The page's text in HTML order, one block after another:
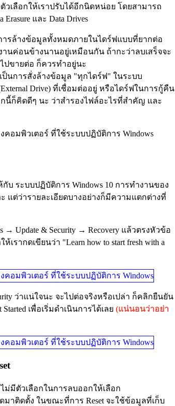
ตัวเลือกให้เราปรับได้อีกนิดหน่อย โดยสามารถ
และ Data Drives
ารล้างข้อมูลทั้งหมดภายในไดร์ฟแบบที่ยากต่อ
นค่อนข้างนานอยู่เหมือนกัน ถ้ากะว่าลบเสร็จจะ
ปขายต่อ ก็ควรทำอยู่นะ
ป็นการสั่งล้างข้อมูล "ทุกไดร์ฟ" ในระบบ
Drive) ที่เชื่อมต่ออยู่ หรือไดร์ฟในการกู้คืน
กนี้ก็คิดดีๆ นะ ว่าสำรองไฟล์อะไรที่สำคัญ และ
กับ ระบบปฏิบัติการ Windows 10 การทำงานของ
แต่ว่ารายละเอียดบางอย่างก็มีความแตกต่างที่
→ Update & Security → Recovery แล้วตรงหัวข้อ
เรากดเขียนว่า "Learn how to start fresh with a
ว่าแน่ใจนะ จะไปต่อจริงหรือเปล่า ก็คลิกยืนยัน
เพื่อเริ่มดำเนินการได้เลย (แน่นอนว่าอย่า
ะไม่มีตัวเลือกในการลบออกให้เลือก
ดมาติดตั้ง ในขณะที่การ Reset จะใช้ข้อมูลที่เก็บ